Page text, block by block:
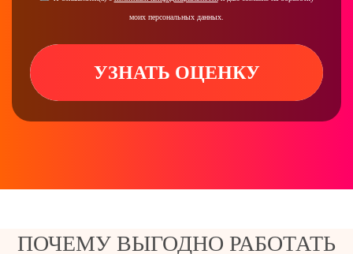
моих персональных данных.
УЗНАТЬ ОЦЕНКУ
ПОЧЕМУ ВЫГОДНО РАБОТАТЬ